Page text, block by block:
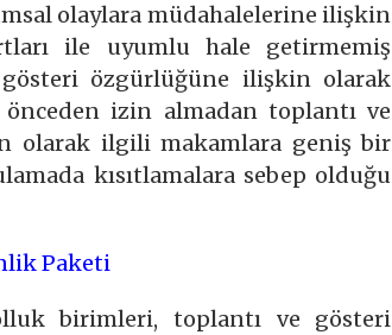
olaylara müdahalelerine ilişkin
ile uyumlu hale getirmemiş
özgürlüğüne ilişkin olarak
izin almadan toplantı ve
olarak ilgili makamlara geniş bir
kısıtlamalara sebep olduğu
Paketi
birimleri, toplantı ve gösteri